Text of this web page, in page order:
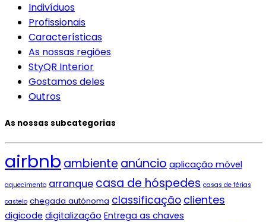
Indivíduos
Profissionais
Características
As nossas regiões
StyQR Interior
Gostamos deles
Outros
As nossas subcategorias
airbnb ambiente anúncio aplicação móvel
aquecimento arranque casa de hóspedes casas de férias
castelo chegada autónoma classificação clientes
digicode digitalização Entrega as chaves